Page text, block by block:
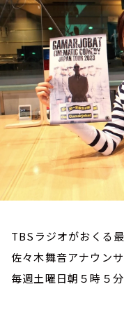
TBSラジオがおくる
佐々木舞音アナウンサ
毎週土曜日朝５時５